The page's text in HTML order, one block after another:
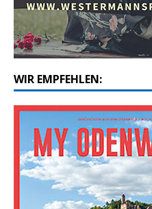
WIR EMPFEHLEN: